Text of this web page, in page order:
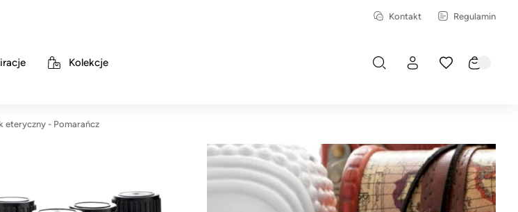
Kontakt Regulamin
Kolekcje
eteryczny - Pomarańcz